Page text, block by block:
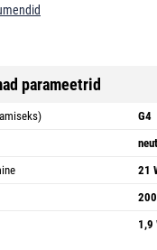
parameetrid
G4
21
1,9